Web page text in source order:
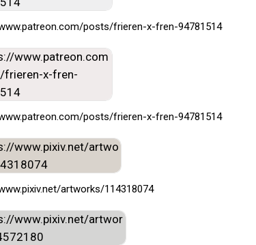
posts/frieren-x-fren-94781514
posts/frieren-x-fren-94781514
artworks/114318074